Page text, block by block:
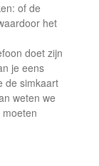
of de
het
doet zijn
je eens
de simkaart
weten we